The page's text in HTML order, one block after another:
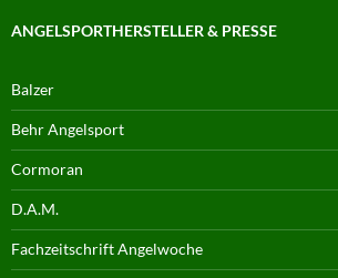
ANGELSPORTHERSTELLER & PRESSE
Balzer
Behr Angelsport
Cormoran
D.A.M.
Fachzeitschrift Angelwoche